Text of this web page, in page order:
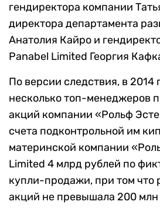
гендиректора компании
директора департамента
Анатолия Кайро и
Panabel Limited Георгия
По версии следствия, в 2014
несколько топ-менеджеров
акций компании «Рольф
счета подконтрольной им
материнской компании
Limited 4 млрд рублей по
купли-продажи, при том что
акций не превышала 200 млн